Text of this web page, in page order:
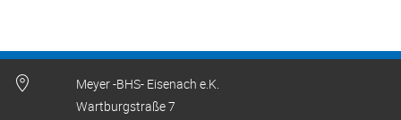
Meyer -BHS- Eisenach e.K.
Wartburgstraße 7